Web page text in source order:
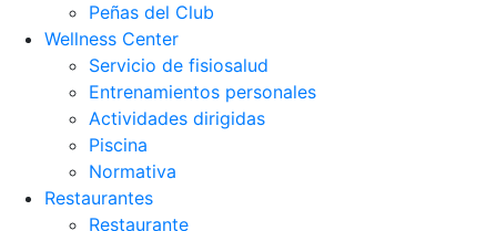
Peñas del Club
Wellness Center
Servicio de fisiosalud
Entrenamientos personales
Actividades dirigidas
Piscina
Normativa
Restaurantes
Restaurante